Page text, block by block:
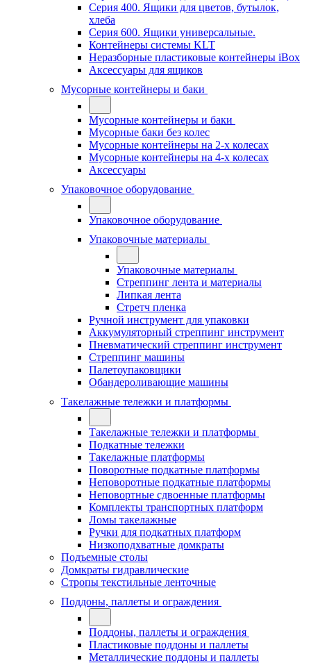
Серия 400. Ящики для цветов, бутылок,
хлеба
Серия 600. Ящики универсальные.
Контейнеры системы KLT
Неразборные пластиковые контейнеры iBox
Аксессуары для ящиков
Мусорные контейнеры и баки
Мусорные контейнеры и баки
Мусорные баки без колес
Мусорные контейнеры на 2-х колесах
Мусорные контейнеры на 4-х колесах
Аксессуары
Упаковочное оборудование
Упаковочное оборудование
Упаковочные материалы
Упаковочные материалы
Стреппинг лента и материалы
Липкая лента
Стретч пленка
Ручной инструмент для упаковки
Аккумуляторный стреппинг инструмент
Пневматический стреппинг инструмент
Стреппинг машины
Палетоупаковщики
Обандероливающие машины
Такелажные тележки и платформы
Такелажные тележки и платформы
Подкатные тележки
Такелажные платформы
Поворотные подкатные платформы
Неповоротные подкатные платформы
Неповортные сдвоенные платформы
Комплекты транспортных платформ
Ломы такелажные
Ручки для подкатных платформ
Низкоподхватные домкраты
Подъемные столы
Домкраты гидравлические
Стропы текстильные ленточные
Поддоны, паллеты и ограждения
Поддоны, паллеты и ограждения
Пластиковые поддоны и паллеты
Металлические поддоны и паллеты